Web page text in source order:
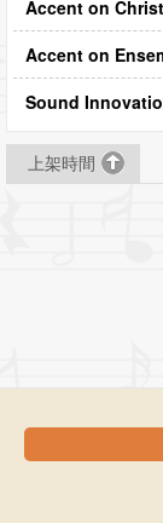
Accent on
Accent on
Sound
上架時間